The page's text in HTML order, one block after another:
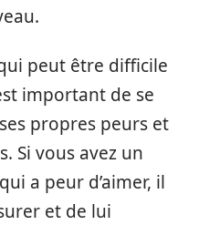
peut être difficile
important de se
propres peurs et
Si vous avez un
a peur d’aimer, il
et de lui